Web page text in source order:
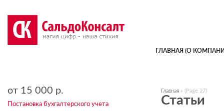
ГЛАВНАЯ (О
Главная » (Page 27)
Статьи
от 15 000 р.
Постановка бухгалтерского учета